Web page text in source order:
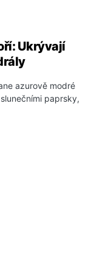
Ukrývají
azurově modré
paprsky,